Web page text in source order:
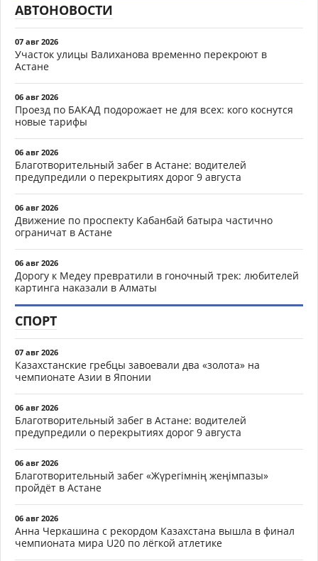
АВТОНОВОСТИ
07 авг 2026
Участок улицы Валиханова временно перекроют в
Астане
06 авг 2026
Проезд по БАКАД подорожает не для всех: кого коснутся
новые тарифы
06 авг 2026
Благотворительный забег в Астане: водителей
предупредили о перекрытиях дорог 9 августа
06 авг 2026
Движение по проспекту Кабанбай батыра частично
ограничат в Астане
06 авг 2026
Дорогу к Медеу превратили в гоночный трек: любителей
картинга наказали в Алматы
СПОРТ
07 авг 2026
Казахстанские гребцы завоевали два «золота» на
чемпионате Азии в Японии
06 авг 2026
Благотворительный забег в Астане: водителей
предупредили о перекрытиях дорог 9 августа
06 авг 2026
Благотворительный забег «Жүрегімнің жеңімпазы»
пройдёт в Астане
06 авг 2026
Анна Черкашина с рекордом Казахстана вышла в финал
чемпионата мира U20 по лёгкой атлетике